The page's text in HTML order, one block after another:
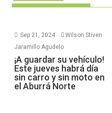
Sep 21, 2024
Wilson Stiven
Jaramillo Agudelo
¡A guardar su vehículo!
Este jueves habrá día
sin carro y sin moto en
el Aburrá Norte